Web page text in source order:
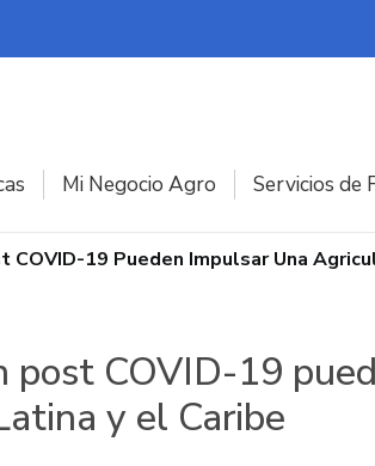
Mi Negocio Agro Servicios de
19 Pueden Impulsar Una
post COVID-19
y el Caribe